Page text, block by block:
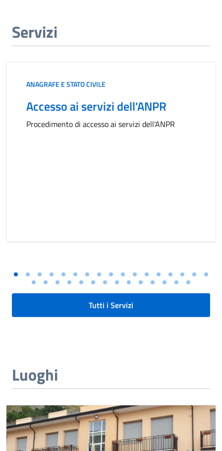
Servizi
ANAGRAFE E STATO CIVILE
Accesso ai servizi dell'ANPR
Procedimento di accesso ai servizi dell'ANPR
Tutti i Servizi
Luoghi